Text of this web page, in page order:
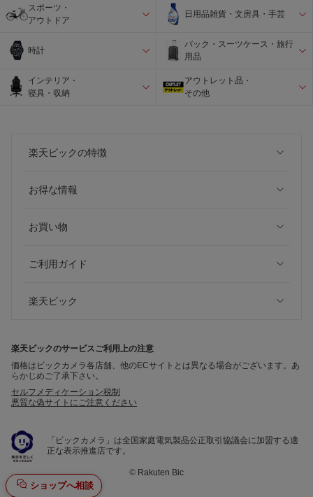
ショップへ相談
スポーツ・
アウトドア
日用品雑貨・文房具・手芸
時計
バック・スーツケース・旅行
用品
インテリア・
寝具・収納
アウトレット品・
その他
楽天ビックの特徴
お得な情報
お買い物
ご利用ガイド
楽天ビック
楽天ビックのサービスご利用上の注意
価格はビックカメラ各店舗、他のECサイトとは異なる場合がございます。あ
らかじめご了承下さい。
セルフメディケーション税制
悪質な偽サイトにご注意ください
「ビックカメラ」は全国家庭電気製品公正取引協議会に加盟する適
正な表示推進店です。
© Rakuten Bic